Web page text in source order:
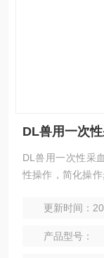
DL兽用一次
DL兽用一次性采
性操作，简化操
血方法更加，合理
更新时间：
产品型号：